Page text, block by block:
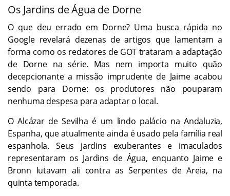
Os Jardins de Água de Dorne
O que deu errado em Dorne? Uma busca rápida no
Google revelará dezenas de artigos que lamentam a
forma como os redatores de GOT trataram a adaptação
de Dorne na série. Mas nem importa muito quão
decepcionante a missão imprudente de Jaime acabou
sendo para Dorne: os produtores não pouparam
nenhuma despesa para adaptar o local.
O Alcázar de Sevilha é um lindo palácio na Andaluzia,
Espanha, que atualmente ainda é usado pela família real
espanhola. Seus jardins exuberantes e imaculados
representaram os Jardins de Água, enquanto Jaime e
Bronn lutavam ali contra as Serpentes de Areia, na
quinta temporada.